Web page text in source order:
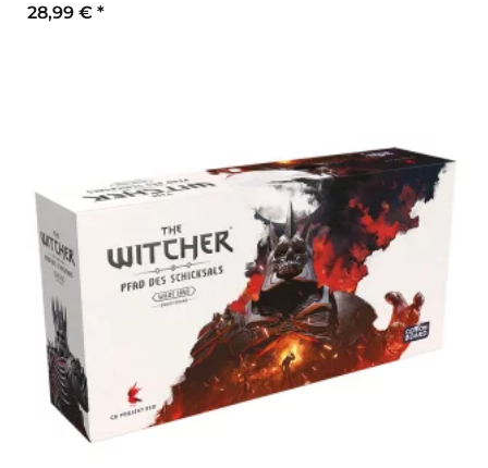
28,99 € *